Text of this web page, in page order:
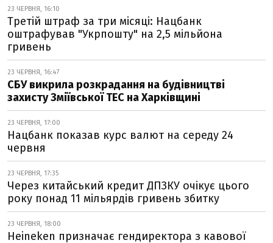
23 ЧЕРВНЯ, 16:10
Третій штраф за три місяці: Нацбанк
оштрафував "Укрпошту" на 2,5 мільйона
гривень
23 ЧЕРВНЯ, 16:47
СБУ викрила розкрадання на будівництві
захисту Зміївської ТЕС на Харківщині
23 ЧЕРВНЯ, 17:00
Нацбанк показав курс валют на середу 24
червня
23 ЧЕРВНЯ, 17:35
Через китайський кредит ДПЗКУ очікує цього
року понад 11 мільярдів гривень збитку
23 ЧЕРВНЯ, 18:00
Heineken призначає гендиректора з кавової